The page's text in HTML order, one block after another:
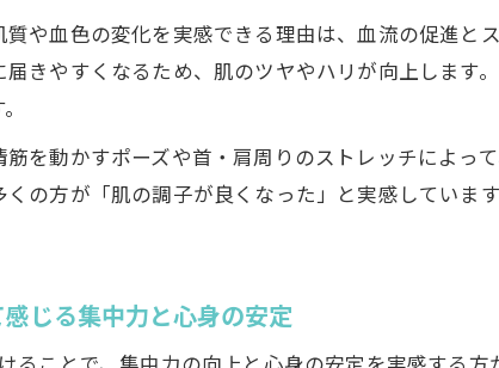
や血色の変化を実感できる理由は、血流の促進
きやすくなるため、肌のツヤやハリが向上しま
を動かすポーズや首・肩周りのストレッチによっ
の方が「肌の調子が良くなった」と実感してい
じる集中力と心身の安定